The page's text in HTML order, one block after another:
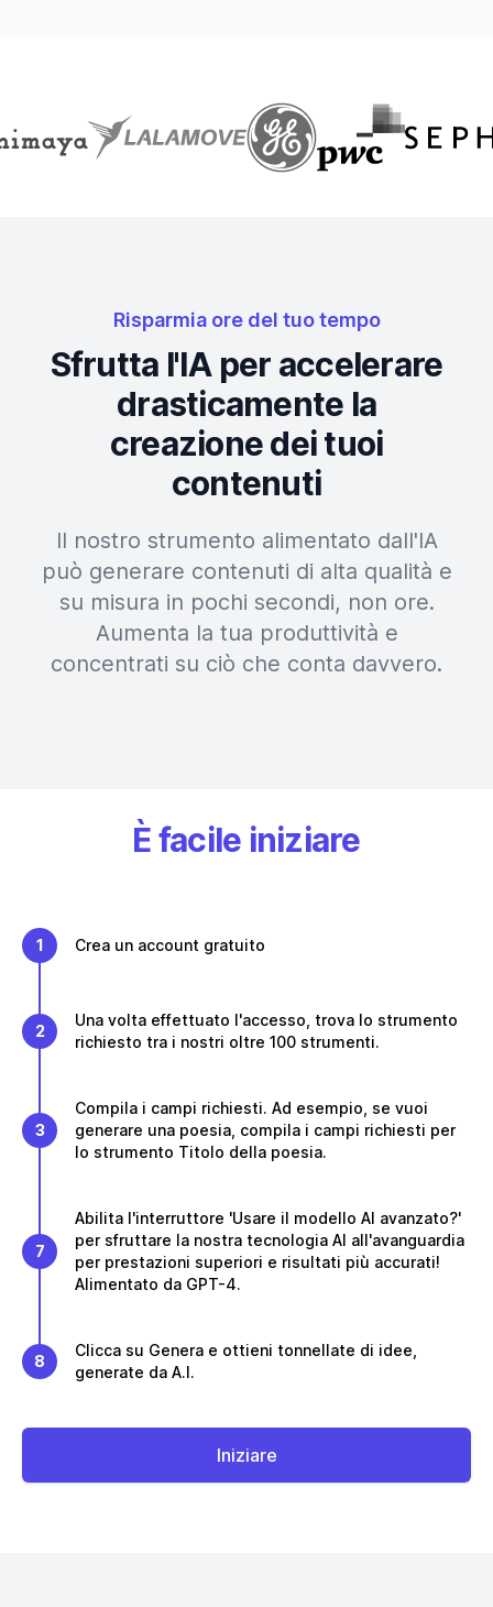
Risparmia ore del tuo tempo
Sfrutta l'IA per accelerare
drasticamente la
creazione dei tuoi
contenuti
Il nostro strumento alimentato dall'IA
può generare contenuti di alta qualità e
su misura in pochi secondi, non ore.
Aumenta la tua produttività e
concentrati su ciò che conta davvero.
È facile iniziare
1 Crea un account gratuito
2
Una volta effettuato l'accesso, trova lo strumento
richiesto tra i nostri oltre 100 strumenti.
3
Compila i campi richiesti. Ad esempio, se vuoi
generare una poesia, compila i campi richiesti per
lo strumento Titolo della poesia.
7
Abilita l'interruttore 'Usare il modello AI avanzato?'
per sfruttare la nostra tecnologia AI all'avanguardia
per prestazioni superiori e risultati più accurati!
Alimentato da GPT-4.
8
Clicca su Genera e ottieni tonnellate di idee,
generate da A.I.
Iniziare